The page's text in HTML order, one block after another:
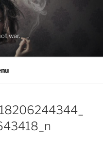
war.